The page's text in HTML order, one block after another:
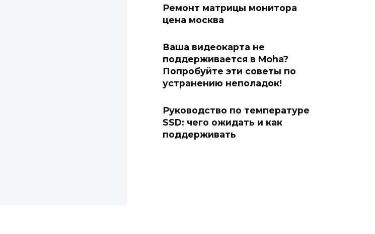
Ремонт матрицы монитора
цена москва
Ваша видеокарта не
поддерживается в Moha?
Попробуйте эти советы по
устранению неполадок!
Руководство по температуре
SSD: чего ожидать и как
поддерживать